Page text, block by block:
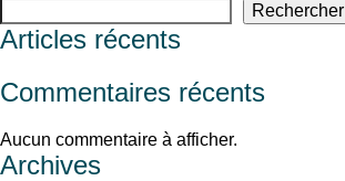
Rechercher
Articles récents
Commentaires récents
Aucun commentaire à afficher.
Archives